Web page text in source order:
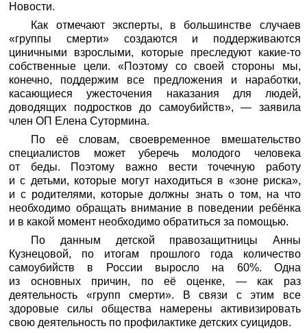
Новости.
Как отмечают эксперты, в большинстве случаев
«группы смерти» создаются и поддерживаются
циничными взрослыми, которые преследуют какие-то
собственные цели. «Поэтому со своей стороны мы,
конечно, поддержим все предложения и наработки,
касающиеся ужесточения наказания для людей,
доводящих подростков до самоубийств», — заявила
член ОП Елена Сутормина.
По её словам, своевременное вмешательство
специалистов может уберечь молодого человека
от беды. Поэтому важно вести точечную работу
и с детьми, которые могут находиться в «зоне риска»,
и с родителями, которые должны знать о том, на что
необходимо обращать внимание в поведении ребёнка
и в какой момент необходимо обратиться за помощью.
По данным детской правозащитницы Анны
Кузнецовой, по итогам прошлого года количество
самоубийств в России выросло на 60%. Одна
из основных причин, по её оценке, — как раз
деятельность «групп смерти». В связи с этим все
здоровые силы общества намерены активизировать
свою деятельность по профилактике детских суицидов.